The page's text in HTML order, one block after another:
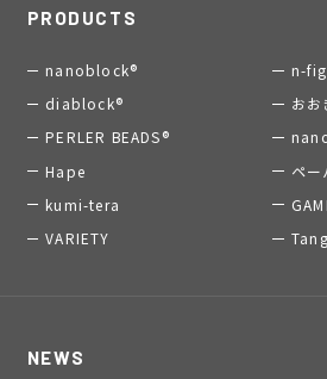
PRODUCTS
nanoblock®
n-fig
diablock®
お
PERLER BEADS®
Hape
ペー
kumi-tera
VARIETY
NEWS